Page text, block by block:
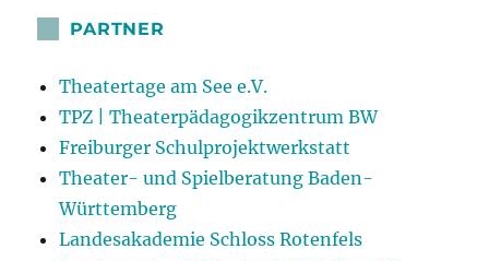
PARTNER
Theatertage am See e.V.
TPZ | Theaterpädagogikzentrum BW
Freiburger Schulprojektwerkstatt
Theater- und Spielberatung Baden-
Württemberg
Landesakademie Schloss Rotenfels